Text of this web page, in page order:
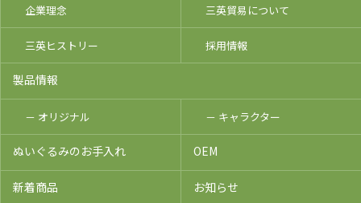
企業理念 三英貿易について
三英ヒストリー 採用情報
製品情報
－ オリジナル － キャラクター
ぬいぐるみのお手入れ OEM
新着商品 お知らせ